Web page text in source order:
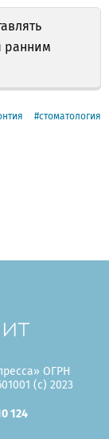
ранним
стоматология
ОГРН
(c) 2023
124